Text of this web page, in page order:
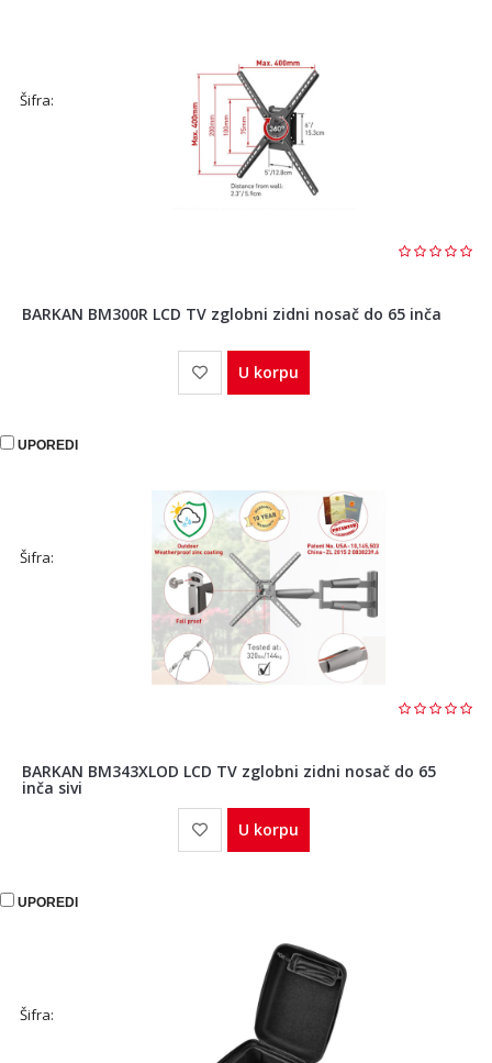
Šifra:
BARKAN BM300R LCD TV zglobni zidni nosač do 65 inča
U korpu
UPOREDI
Šifra:
BARKAN BM343XLOD LCD TV zglobni zidni nosač do 65
inča sivi
U korpu
UPOREDI
Šifra: